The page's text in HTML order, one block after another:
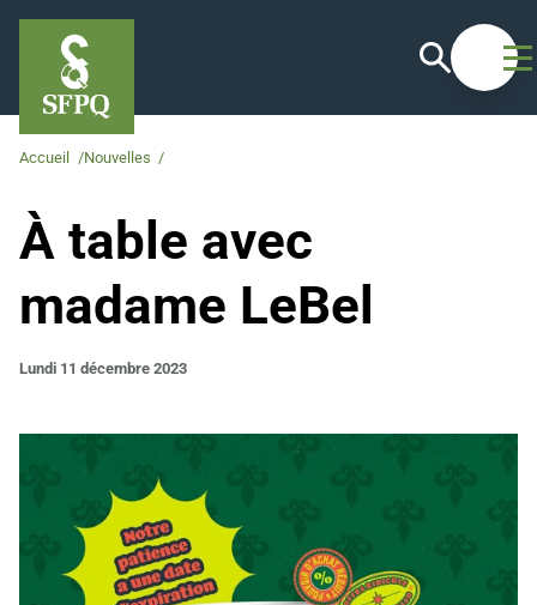
Recherche
Accueil /Nouvelles /
À table avec
madame LeBel
Lundi 11 décembre 2023